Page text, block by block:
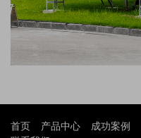
首页 产品中心 成功案例